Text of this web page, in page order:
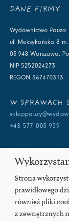
DANE FIRMY
Wydawnictwo Pauza
ul. Meksykańska 8 m.
03-948 Warszawa,
NIP 5252024273
REGON 367470313
W SPRAWACH
+48 577 003 959
+48 501 177 119
proszę o wysłanie
SOCIAL MEDIA
Strona
prawidłowego
również pliki
z zewnętrznych